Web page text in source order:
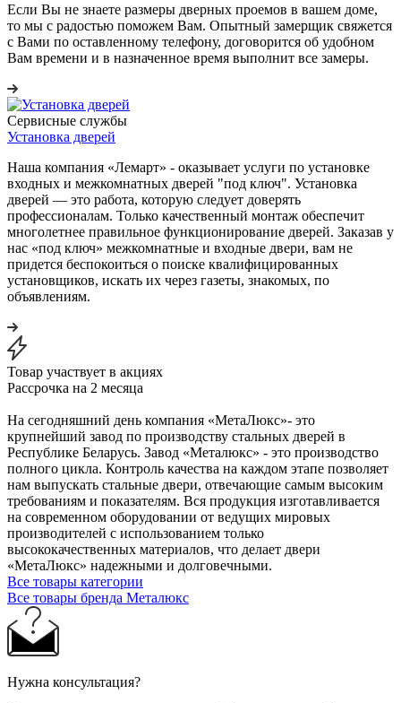
Если Вы не знаете размеры дверных проемов в вашем доме,
то мы с радостью поможем Вам. Опытный замерщик свяжется
с Вами по оставленному телефону, договорится об удобном
Вам времени и в назначенное время выполнит все замеры.
Сервисные службы
Установка дверей
Наша компания «Лемарт» - оказывает услуги по установке
входных и межкомнатных дверей "под ключ". Установка
дверей — это работа, которую следует доверять
профессионалам. Только качественный монтаж обеспечит
многолетнее правильное функционирование дверей. Заказав у
нас «под ключ» межкомнатные и входные двери, вам не
придется беспокоиться о поиске квалифицированных
установщиков, искать их через газеты, знакомых, по
объявлениям.
Товар участвует в акциях
Рассрочка на 2 месяца
На сегодняшний день компания «МетаЛюкс»- это
крупнейший завод по производству стальных дверей в
Республике Беларусь. Завод «Металюкс» - это производство
полного цикла. Контроль качества на каждом этапе позволяет
нам выпускать стальные двери, отвечающие самым высоким
требованиям и показателям. Вся продукция изготавливается
на современном оборудовании от ведущих мировых
производителей с использованием только
высококачественных материалов, что делает двери
«МетаЛюкс» надежными и долговечными.
Все товары категории
Все товары бренда Металюкс
Нужна консультация?